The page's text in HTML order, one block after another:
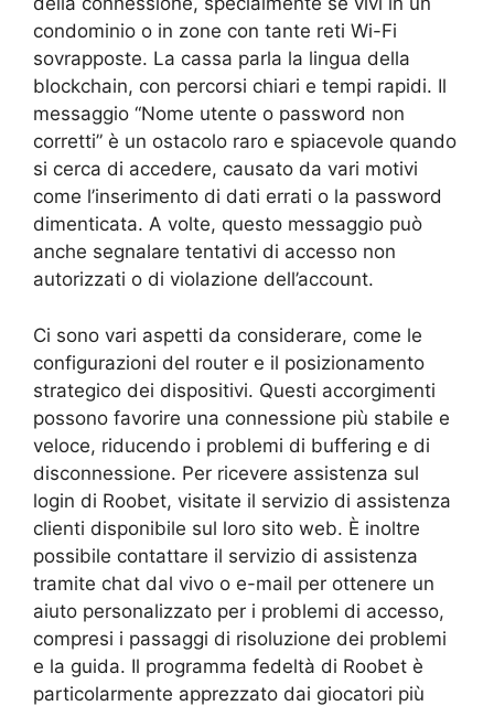
condominio o in zone con tante reti Wi-Fi
sovrapposte. La cassa parla la lingua della
blockchain, con percorsi chiari e tempi rapidi. Il
messaggio “Nome utente o password non
corretti” è un ostacolo raro e spiacevole quando
si cerca di accedere, causato da vari motivi
come l’inserimento di dati errati o la password
dimenticata. A volte, questo messaggio può
anche segnalare tentativi di accesso non
autorizzati o di violazione dell’account.
Ci sono vari aspetti da considerare, come le
configurazioni del router e il posizionamento
strategico dei dispositivi. Questi accorgimenti
possono favorire una connessione più stabile e
veloce, riducendo i problemi di buffering e di
disconnessione. Per ricevere assistenza sul
login di Roobet, visitate il servizio di assistenza
clienti disponibile sul loro sito web. È inoltre
possibile contattare il servizio di assistenza
tramite chat dal vivo o e-mail per ottenere un
aiuto personalizzato per i problemi di accesso,
compresi i passaggi di risoluzione dei problemi
e la guida. Il programma fedeltà di Roobet è
particolarmente apprezzato dai giocatori più